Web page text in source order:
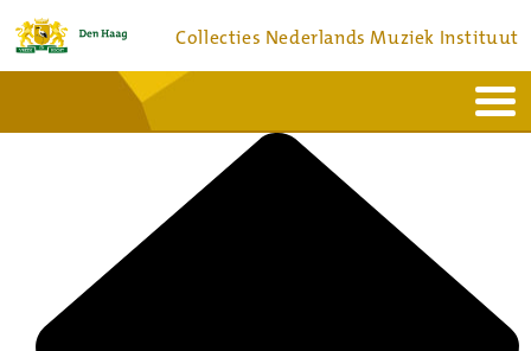
Collecties Nederlands Muziek Instituut
Bronnen en collecties